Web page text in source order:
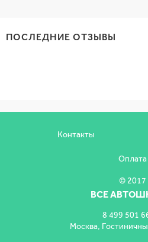
ПОСЛЕДНИЕ ОТЗЫВЫ
Контакты
Оплата
© 2017
ВСЕ
8 499 501
Москва,